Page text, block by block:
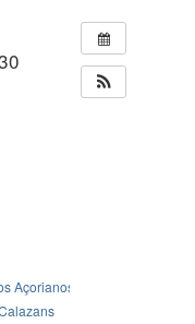
Açorianos (NEA)